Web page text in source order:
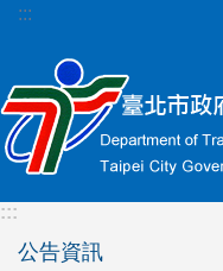
跳到主要內容區塊
:::
:::
公告資訊